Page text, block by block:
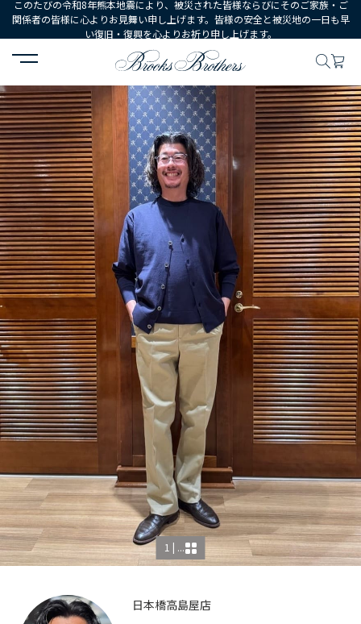
このたびの令和8年熊本地震により、被災された皆様ならびにそのご家族・ご
関係者の皆様に心よりお見舞い申し上げます。皆様の安全と被災地の一日も早
い復旧・復興を心よりお祈り申し上げます。
HOME コーディネート コーディネート詳細
1 | ...
日本橋高島屋店